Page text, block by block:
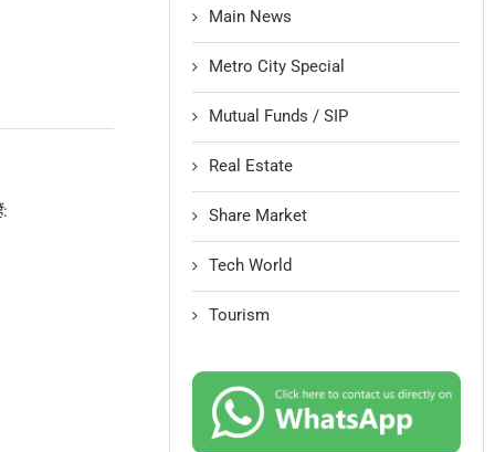
Main News
Metro City Special
Mutual Funds / SIP
Real Estate
Share Market
Tech World
Tourism